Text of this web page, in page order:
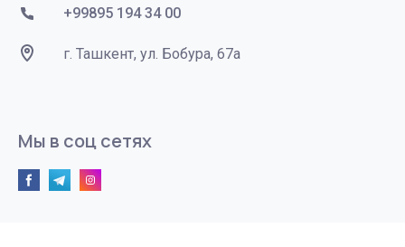
+99895 194 34 00
г. Ташкент, ул. Бобура, 67а
Мы в соц сетях